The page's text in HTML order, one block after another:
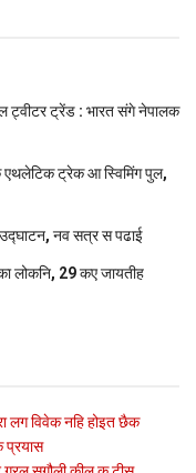
ट्वीटर ट्रेंड : भारत संगे नेपालक
एथलेटिक ट्रेक आ स्विमिंग पुल,
उद्घाटन, नव सत्र स पढाई
लोकनि, 29 कए जायतीह
लग विवेक नहि होइत छैक
प्रयास